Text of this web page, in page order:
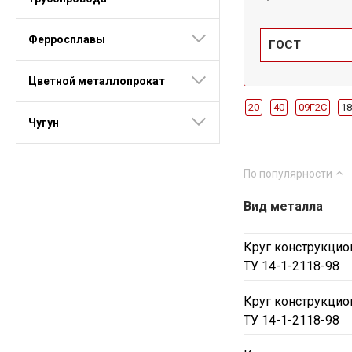
Ферросплавы
Цветной металлопрокат
Чугун
ГОСТ
20 40 09Г2С
65Г 10895 10880
170мм 16мм
95мм 2мм 11мм
68мм 7мм 72мм
340мм 345мм
По популярности
Вид металла
Круг
ТУ 14-1-2118-98
Круг
ТУ 14-1-2118-98